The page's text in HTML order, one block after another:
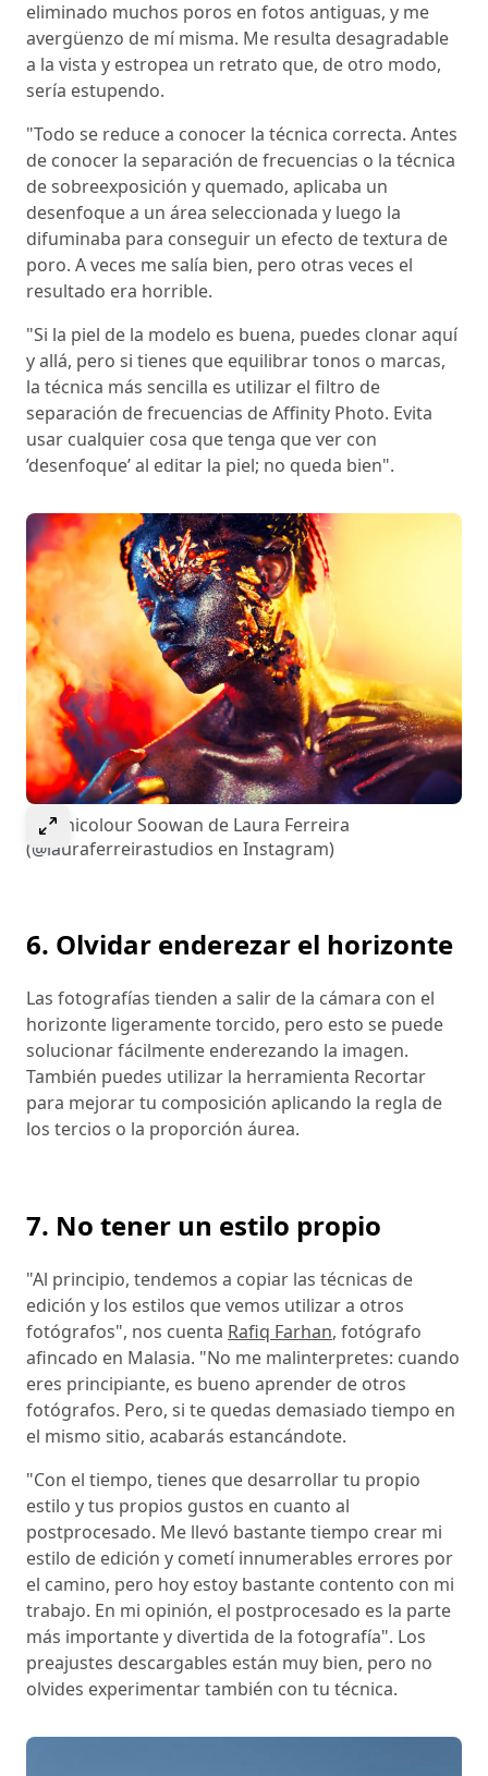
eliminado muchos poros en fotos antiguas, y me
avergüenzo de mí misma. Me resulta desagradable
a la vista y estropea un retrato que, de otro modo,
sería estupendo.
"Todo se reduce a conocer la técnica correcta. Antes
de conocer la separación de frecuencias o la técnica
de sobreexposición y quemado, aplicaba un
desenfoque a un área seleccionada y luego la
difuminaba para conseguir un efecto de textura de
poro. A veces me salía bien, pero otras veces el
resultado era horrible.
"Si la piel de la modelo es buena, puedes clonar aquí
y allá, pero si tienes que equilibrar tonos o marcas,
la técnica más sencilla es utilizar el filtro de
separación de frecuencias de Affinity Photo. Evita
usar cualquier cosa que tenga que ver con
’desenfoque’ al editar la piel; no queda bien".
Select to expand image
Technicolour Soowan de Laura Ferreira
(@lauraferreirastudios en Instagram)
6. Olvidar enderezar el horizonte
Las fotografías tienden a salir de la cámara con el
horizonte ligeramente torcido, pero esto se puede
solucionar fácilmente enderezando la imagen.
También puedes utilizar la herramienta Recortar
para mejorar tu composición aplicando la regla de
los tercios o la proporción áurea.
7. No tener un estilo propio
"Al principio, tendemos a copiar las técnicas de
edición y los estilos que vemos utilizar a otros
fotógrafos", nos cuenta Rafiq Farhan, fotógrafo
afincado en Malasia. "No me malinterpretes: cuando
eres principiante, es bueno aprender de otros
fotógrafos. Pero, si te quedas demasiado tiempo en
el mismo sitio, acabarás estancándote.
"Con el tiempo, tienes que desarrollar tu propio
estilo y tus propios gustos en cuanto al
postprocesado. Me llevó bastante tiempo crear mi
estilo de edición y cometí innumerables errores por
el camino, pero hoy estoy bastante contento con mi
trabajo. En mi opinión, el postprocesado es la parte
más importante y divertida de la fotografía". Los
preajustes descargables están muy bien, pero no
olvides experimentar también con tu técnica.